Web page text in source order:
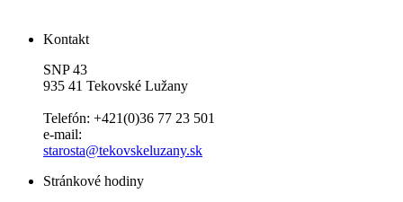
Kontakt
SNP 43
935 41 Tekovské Lužany
Telefón: +421(0)36 77 23 501
e-mail:
starosta@tekovskeluzany.sk
Stránkové hodiny